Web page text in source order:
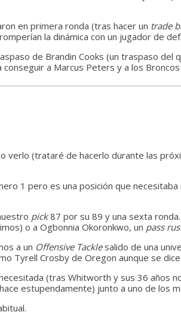
en primera ronda (tras hacer un trade
la dinámica con un jugador de
de Brandin Cooks (un traspaso del
a Marcus Peters y a los
(trataré de hacerlo durante las
1 pero es una posición que
pick87 por su 89 y una sexta
o a Ogbonnia Okoronkwo, un pass
a un Offensive Tacklesalido de una
Tyrell Crosby de Oregon aunque se
(tras Whitworth y sus 36 años
estupendamente) junto a uno de los